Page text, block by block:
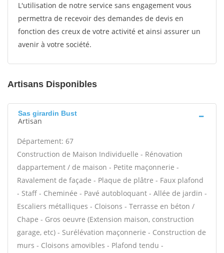
L'utilisation de notre service sans engagement vous
permettra de recevoir des demandes de devis en
fonction des creux de votre activité et ainsi assurer un
avenir à votre société.
Artisans Disponibles
Sas girardin Bust
Artisan
Département: 67
Construction de Maison Individuelle - Rénovation
dappartement / de maison - Petite maçonnerie -
Ravalement de façade - Plaque de plâtre - Faux plafond
- Staff - Cheminée - Pavé autobloquant - Allée de jardin -
Escaliers métalliques - Cloisons - Terrasse en béton /
Chape - Gros oeuvre (Extension maison, construction
garage, etc) - Surélévation maçonnerie - Construction de
murs - Cloisons amovibles - Plafond tendu -